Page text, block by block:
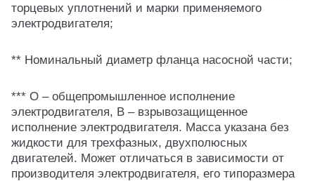
торцевых уплотнений и марки применяемого
электродвигателя;
** Номинальный диаметр фланца насосной части;
*** О – общепромышленное исполнение
электродвигателя, В – взрывозащищенное
исполнение электродвигателя. Масса указана без
жидкости для трехфазных, двухполюсных
двигателей. Может отличаться в зависимости от
производителя электродвигателя, его типоразмера